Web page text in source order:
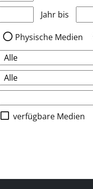
Medien anzeigen, die
Jahr bis
Physische Medien
verfügbare Medien